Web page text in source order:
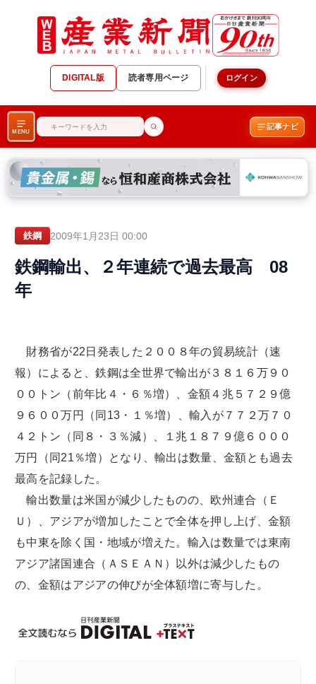
DIGITAL版 読者専用ページ ログイン
MENU
記事ナビ
鉄鋼 2009年1月23日 00:00
鉄鋼輸出、２年連続で過去最高 08
年
財務省が22日発表した２００８年の貿易統計（速
報）によると、鉄鋼は全世界で輸出が３８１６万９０
００トン（前年比４・６％増）、金額４兆５７２９億
９６００万円（同13・１％増）、輸入が７７２万７０
４２トン（同８・３％減）、１兆１８７９億６０００
万円（同21％増）となり、輸出は数量、金額とも過去
最高を記録した。
輸出数量は米国が減少したものの、欧州連合（Ｅ
Ｕ）、アジアが増加したことで全体を押し上げ、金額
も中東を除く国・地域が増えた。輸入は数量では東南
アジア諸国連合（ＡＳＥＡＮ）以外は減少したもの
の、金額はアジアの伸びが全体額増に寄与した。